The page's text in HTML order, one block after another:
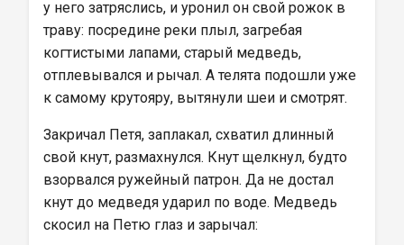
у него затряслись, и уронил он свой рожок в
траву: посредине реки плыл, загребая
когтистыми лапами, старый медведь,
отплевывался и рычал. А телята подошли уже
к самому крутояру, вытянули шеи и смотрят.
Закричал Петя, заплакал, схватил длинный
свой кнут, размахнулся. Кнут щелкнул, будто
взорвался ружейный патрон. Да не достал
кнут до медведя ударил по воде. Медведь
скосил на Петю глаз и зарычал: